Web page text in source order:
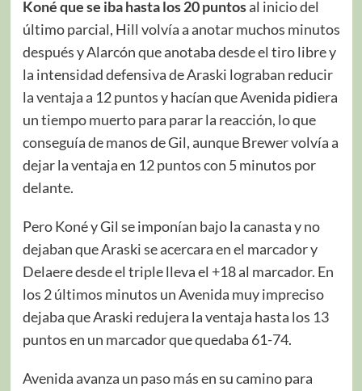
Koné que se iba hasta los 20 puntosal inicio del
último parcial, Hill volvía a anotar muchos minutos
después y Alarcón que anotaba desde el tiro libre y
la intensidad defensiva de Araski lograban reducir
la ventaja a 12 puntos y hacían que Avenida pidiera
un tiempo muerto para parar la reacción, lo que
conseguía de manos de Gil, aunque Brewer volvía a
dejar la ventaja en 12 puntos con 5 minutos por
delante.
Pero Koné y Gil se imponían bajo la canasta y no
dejaban que Araski se acercara en el marcador y
Delaere desde el triple lleva el +18 al marcador. En
los 2 últimos minutos un Avenida muy impreciso
dejaba que Araski redujera la ventaja hasta los 13
puntos en un marcador que quedaba 61-74.
Avenida avanza un paso más en su camino para